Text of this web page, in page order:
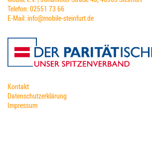
Telefon: 02551 73 66
E-Mail:info@mobile-steinfurt.de
Kontakt
Datenschutzerklärung
Impressum